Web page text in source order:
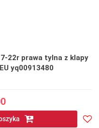
22r prawa tylna z klapy
yq00913480